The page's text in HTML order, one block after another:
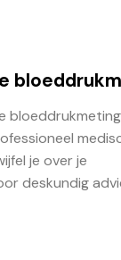
je over je
deskundig